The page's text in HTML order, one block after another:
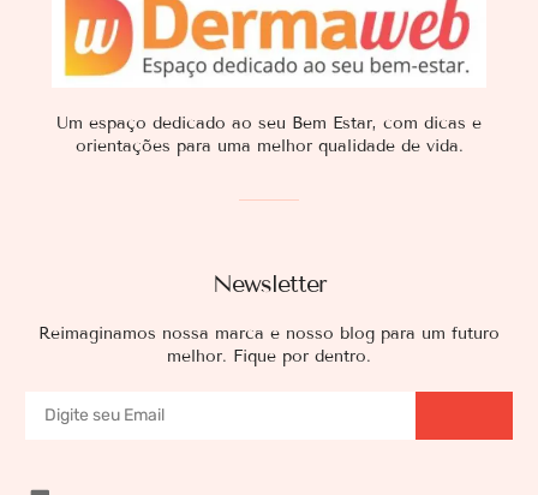
Newsletter
Reimaginamos nossa marca e nosso blog para um futuro
melhor. Fique por dentro.
Um espaço dedicado ao seu Bem Estar, com dicas e
orientações para uma melhor qualidade de vida.